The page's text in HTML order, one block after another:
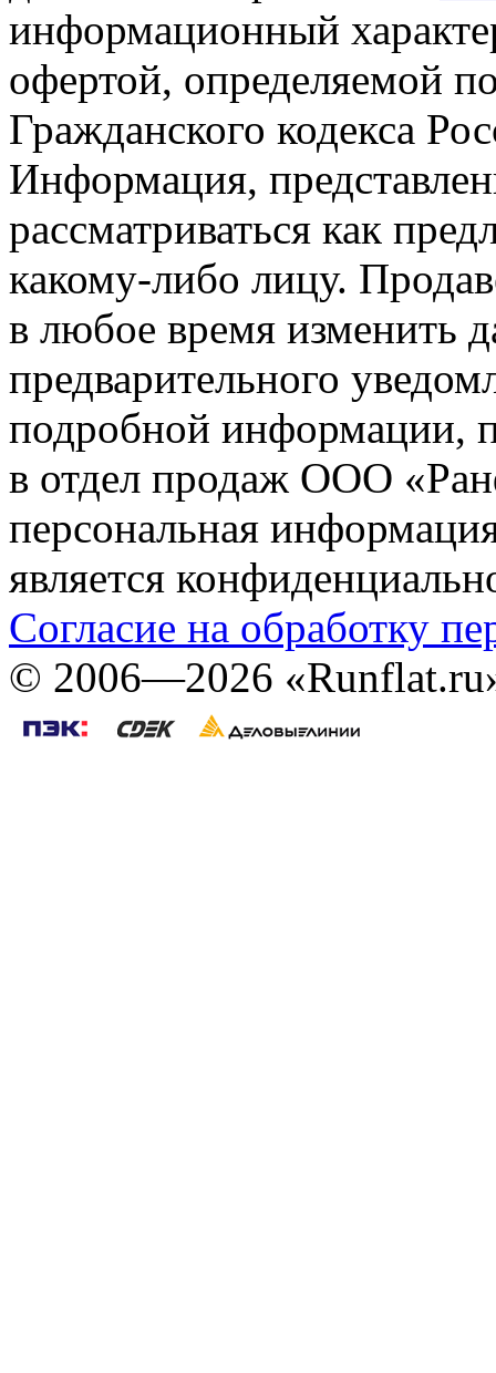
информационный
офертой, определяемой
Гражданского кодекса
Информация,
рассматриваться как
какому-либо лицу.
в любое время изменить
предварительного
подробной информации,
в отдел продаж ООО
персональная
является
Согласие на обработку
© 2006—2026